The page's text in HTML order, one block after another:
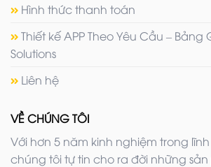
Hình thức thanh toán
Thiết kế APP Theo Yêu Cầu – Bảng
Solutions
Liên hệ
VỀ CHÚNG TÔI
Với hơn 5 năm kinh nghiệm trong
chúng tôi tự tin cho ra đời những